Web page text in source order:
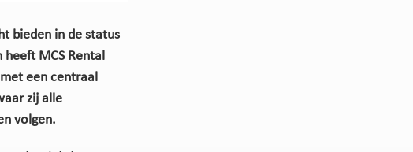
bieden in de status
MCS Rental
een centraal
zij alle
volgen.